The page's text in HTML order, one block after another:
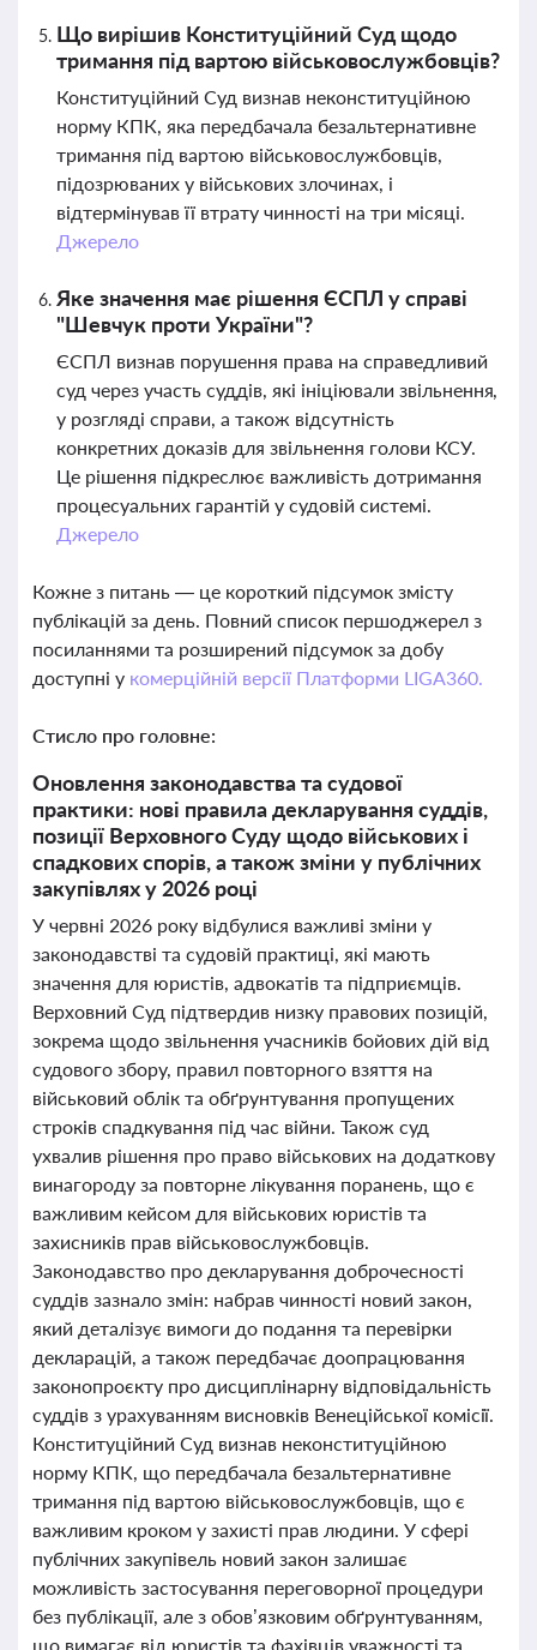
Що вирішив Конституційний Суд щодо
тримання під вартою військовослужбовців?
Конституційний Суд визнав неконституційною
норму КПК, яка передбачала безальтернативне
тримання під вартою військовослужбовців,
підозрюваних у військових злочинах, і
відтермінував її втрату чинності на три місяці.
Джерело
Яке значення має рішення ЄСПЛ у справі
"Шевчук проти України"?
ЄСПЛ визнав порушення права на справедливий
суд через участь суддів, які ініціювали звільнення,
у розгляді справи, а також відсутність
конкретних доказів для звільнення голови КСУ.
Це рішення підкреслює важливість дотримання
процесуальних гарантій у судовій системі.
Джерело
Кожне з питань — це короткий підсумок змісту
публікацій за день. Повний список першоджерел з
посиланнями та розширений підсумок за добу
доступні у комерційній версії Платформи LIGA360.
Стисло про головне:
Оновлення законодавства та судової
практики: нові правила декларування суддів,
позиції Верховного Суду щодо військових і
спадкових спорів, а також зміни у публічних
закупівлях у 2026 році
У червні 2026 року відбулися важливі зміни у
законодавстві та судовій практиці, які мають
значення для юристів, адвокатів та підприємців.
Верховний Суд підтвердив низку правових позицій,
зокрема щодо звільнення учасників бойових дій від
судового збору, правил повторного взяття на
військовий облік та обґрунтування пропущених
строків спадкування під час війни. Також суд
ухвалив рішення про право військових на додаткову
винагороду за повторне лікування поранень, що є
важливим кейсом для військових юристів та
захисників прав військовослужбовців.
Законодавство про декларування доброчесності
суддів зазнало змін: набрав чинності новий закон,
який деталізує вимоги до подання та перевірки
декларацій, а також передбачає доопрацювання
законопроєкту про дисциплінарну відповідальність
суддів з урахуванням висновків Венеційської комісії.
Конституційний Суд визнав неконституційною
норму КПК, що передбачала безальтернативне
тримання під вартою військовослужбовців, що є
важливим кроком у захисті прав людини. У сфері
публічних закупівель новий закон залишає
можливість застосування переговорної процедури
без публікації, але з обов’язковим обґрунтуванням,
що вимагає від юристів та фахівців уважності та